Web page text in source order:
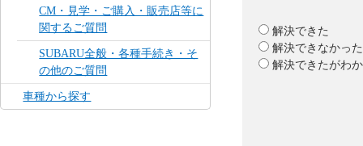
CM・見学・ご購入・販売店等に
関するご質問
SUBARU全般・各種手続き・そ
の他のご質問
車種から探す
解決できた
解決できなかった
解決できたがわ